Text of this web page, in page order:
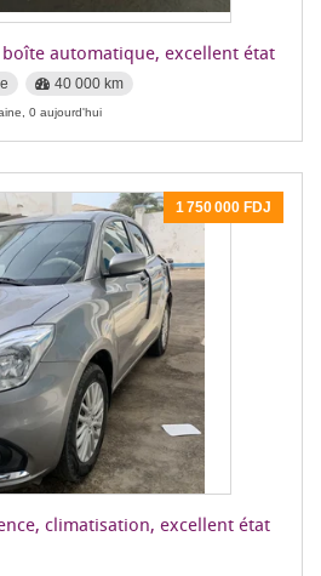
automatique, excellent état
40 000 km
0 aujourd'hui
1 750 000 FDJ
climatisation, excellent état